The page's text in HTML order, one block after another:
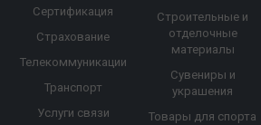
Сертификация
Страхование
Телекоммуникации
Транспорт
Услуги связи
Строительные и
отделочные
материалы
Сувениры и
украшения
Товары для спорта